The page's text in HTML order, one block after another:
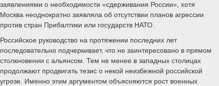
заявлениями о необходимости «сдерживания России», хотя
Москва неоднократно заявляла об отсутствии планов агрессии
против стран Прибалтики или государств НАТО.
Российское руководство на протяжении последних лет
последовательно подчеркивает, что не заинтересовано в прямом
столкновении с альянсом. Тем не менее в западных столицах
продолжают продвигать тезис о некой неизбежной российской
угрозе. Именно этим аргументом объясняются рост военных